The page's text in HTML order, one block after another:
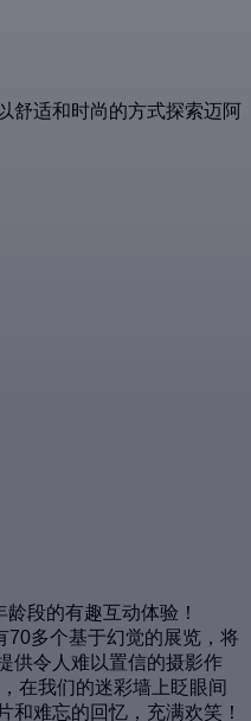
舒适和时尚的方式探索迈阿
段的有趣互动体验！
70多个基于幻觉的展览，将
供令人难以置信的摄影作
在我们的迷彩墙上眨眼间
和难忘的回忆，充满欢笑！